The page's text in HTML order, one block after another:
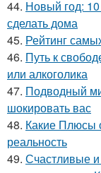
44. Новый год:
сделать дома
45. Рейтинг
46. Путь к
или алкоголика
47. Подводный
шокировать вас
48. Какие Плюсы
реальность
49. Счастливые